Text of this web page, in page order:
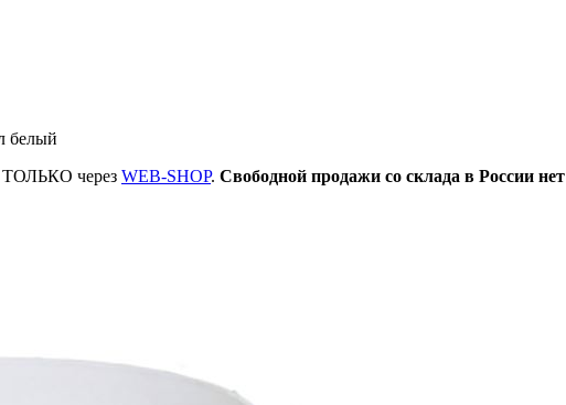
белый
ТОЛЬКО через WEB-SHOP. Свободной продажи со склада в России нет